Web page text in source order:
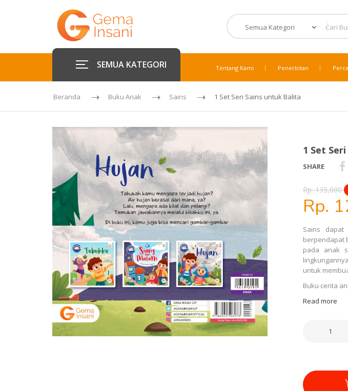
SEMUA KATEGORI Tentang Kami Penerbitan
Beranda Buku Anak Sains 1 Set Seri Sains untuk Balita
1 Set
SHARE
Rp. 135,000
Rp.
Sains
berpendapat
pada anak
untuk
Buku cerita
Read more